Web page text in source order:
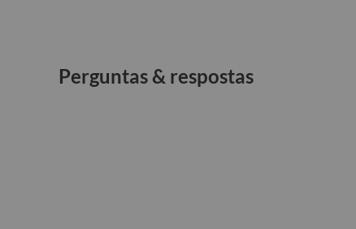
Perguntas & respostas